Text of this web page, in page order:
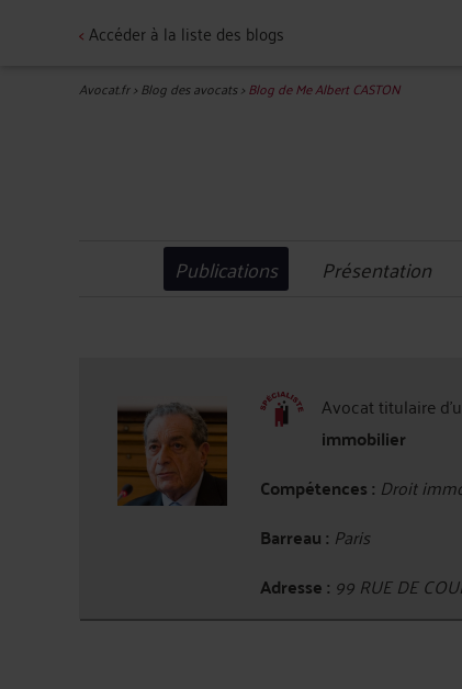
<Accéder à la liste des blogs
Avocat.fr>Blog des avocats>Blog de Me Albert CASTON
Publications Présentation
Avocat titulaire
immobilier
Compétences : Droit
Barreau : Paris
Adresse : 99 RUE DE